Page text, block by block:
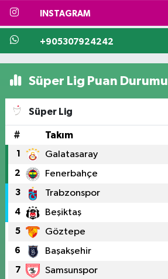
INSTAGRAM
+905307924242
Süper Lig Puan Durumu
Süper Lig
# Takım
1 Galatasaray
2 Fenerbahçe
3 Trabzonspor
4 Beşiktaş
5 Göztepe
6 Başakşehir
7 Samsunspor